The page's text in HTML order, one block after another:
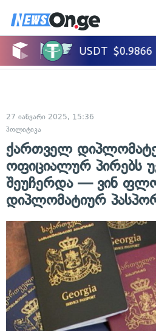
27 იანვარი 2025, 15:36
პოლიტიკა
ქართველ
ოფიციალურ პირებს
შეუჩერდა — ვინ
დიპლომატიურ